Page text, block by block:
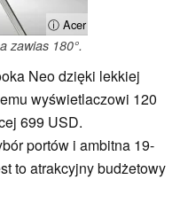
ⓘ Acer
zawias 180°.
Neo dzięki lekkiej
wyświetlaczowi 120
699 USD.
portów i ambitna 19-
to atrakcyjny budżetowy